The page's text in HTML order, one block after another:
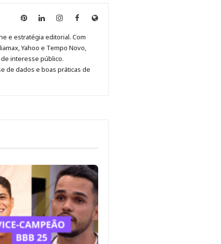
Anny
no
Pinterest
Anny
no
LinkedIn
Anny
no
Instagram
Anny
no
Facebook
Site
e estratégia editorial. Com
Yahoo e Tempo Novo,
interesse público.
de dados e boas práticas de